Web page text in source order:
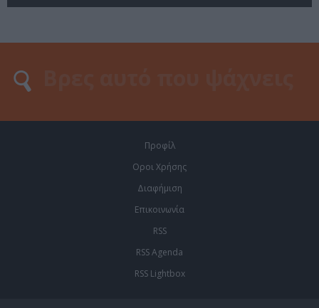
Προφίλ
Οροι Χρήσης
Διαφήμιση
Επικοινωνία
RSS
RSS Agenda
RSS Lightbox